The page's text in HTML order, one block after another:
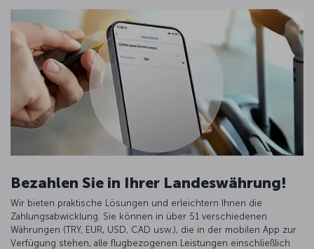
Bezahlen Sie in Ihrer Landeswährung!
Wir bieten praktische Lösungen und erleichtern Ihnen die
Zahlungsabwicklung. Sie können in über 51 verschiedenen
Währungen (TRY, EUR, USD, CAD usw.), die in der mobilen App zur
Verfügung stehen, alle flugbezogenen Leistungen einschließlich